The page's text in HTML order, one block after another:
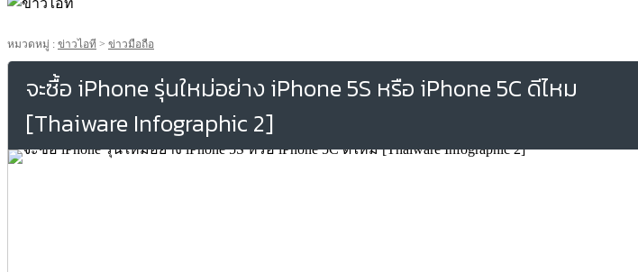
หมวดหมู่ : ข่าวไอที > ข่าวมือถือ
จะซื้อ iPhone รุ่นใหม่อย่าง iPhone 5S หรือ iPhone 5C ดีไหม
[Thaiware Infographic 2]